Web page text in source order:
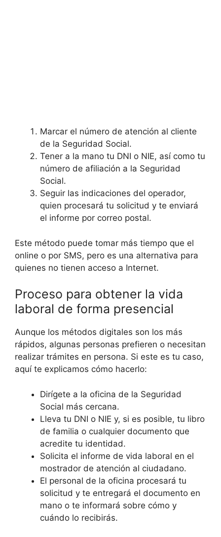
Marcar el número de atención al cliente
de la Seguridad Social.
Tener a la mano tu DNI o NIE, así como tu
número de afiliación a la Seguridad
Social.
Seguir las indicaciones del operador,
quien procesará tu solicitud y te enviará
el informe por correo postal.
Este método puede tomar más tiempo que el
online o por SMS, pero es una alternativa para
quienes no tienen acceso a Internet.
Proceso para obtener la vida
laboral de forma presencial
Aunque los métodos digitales son los más
rápidos, algunas personas prefieren o necesitan
realizar trámites en persona. Si este es tu caso,
aquí te explicamos cómo hacerlo:
Dirígete a la oficina de la Seguridad
Social más cercana.
Lleva tu DNI o NIE y, si es posible, tu libro
de familia o cualquier documento que
acredite tu identidad.
Solicita el informe de vida laboral en el
mostrador de atención al ciudadano.
El personal de la oficina procesará tu
solicitud y te entregará el documento en
mano o te informará sobre cómo y
cuándo lo recibirás.